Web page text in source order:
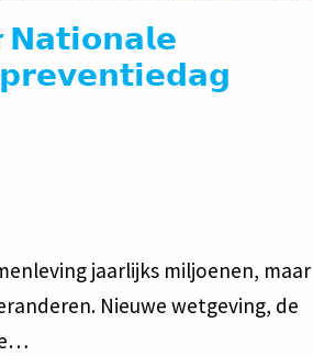
𝗡𝗮𝘁𝗶𝗼𝗻𝗮𝗹𝗲
jaarlijks miljoenen, maar
Nieuwe wetgeving, de